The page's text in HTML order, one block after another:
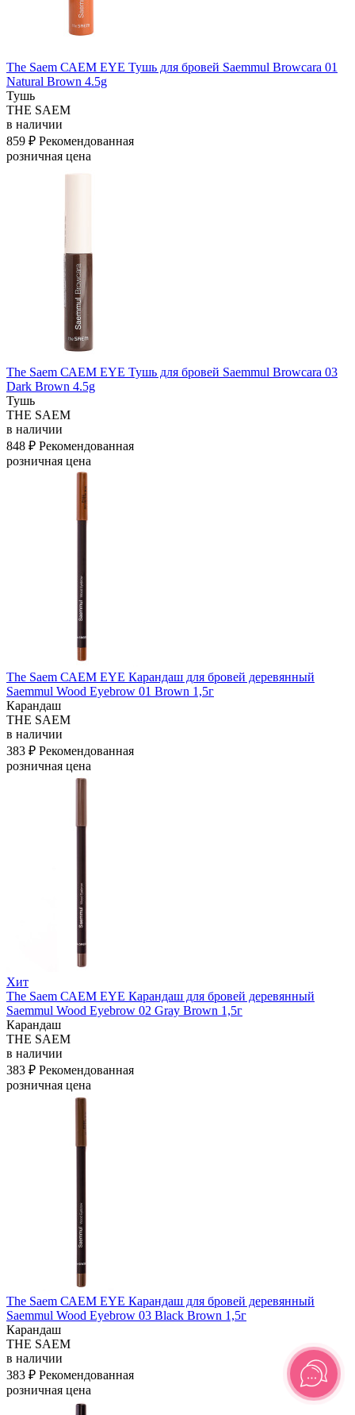
The Saem САЕМ EYE Тушь для бровей Saemmul Browcara 01
Natural Brown 4.5g
Тушь
THE SAEM
в наличии
859 ₽ Рекомендованная
розничная цена
The Saem САЕМ EYE Тушь для бровей Saemmul Browcara 03
Dark Brown 4.5g
Тушь
THE SAEM
в наличии
848 ₽ Рекомендованная
розничная цена
The Saem САЕМ EYE Карандаш для бровей деревянный
Saemmul Wood Eyebrow 01 Brown 1,5г
Карандаш
THE SAEM
в наличии
383 ₽ Рекомендованная
розничная цена
Хит
The Saem САЕМ EYE Карандаш для бровей деревянный
Saemmul Wood Eyebrow 02 Gray Brown 1,5г
Карандаш
THE SAEM
в наличии
383 ₽ Рекомендованная
розничная цена
The Saem САЕМ EYE Карандаш для бровей деревянный
Saemmul Wood Eyebrow 03 Black Brown 1,5г
Карандаш
THE SAEM
в наличии
383 ₽ Рекомендованная
розничная цена